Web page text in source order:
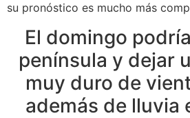
su pronóstico es mucho más
El domingo
península y dejar
muy duro de
además de lluvia